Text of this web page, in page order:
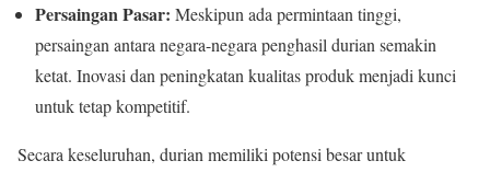
Persaingan Pasar: Meskipun ada permintaan tinggi,
persaingan antara negara-negara penghasil durian semakin
ketat. Inovasi dan peningkatan kualitas produk menjadi kunci
untuk tetap kompetitif.
Secara keseluruhan, durian memiliki potensi besar untuk